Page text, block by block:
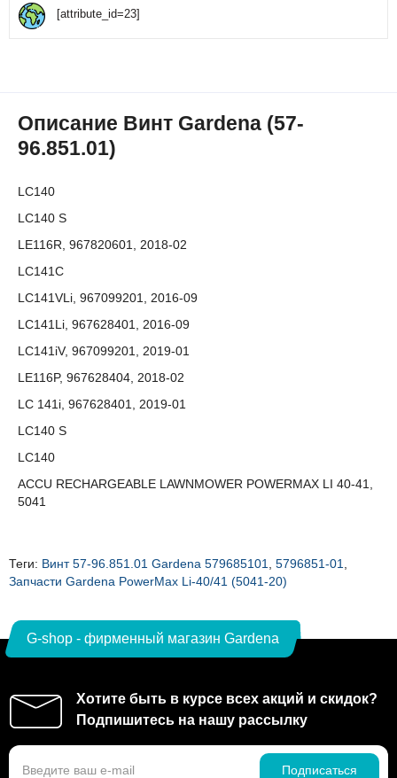
[attribute_id=23]
Описание Винт Gardena (57-
96.851.01)
LC140
LC140 S
LE116R, 967820601, 2018-02
LC141C
LC141VLi, 967099201, 2016-09
LC141Li, 967628401, 2016-09
LC141iV, 967099201, 2019-01
LE116P, 967628404, 2018-02
LC 141i, 967628401, 2019-01
LC140 S
LC140
ACCU RECHARGEABLE LAWNMOWER POWERMAX LI 40-41,
5041
Теги: Винт 57-96.851.01 Gardena 579685101 5796851-01
Запчасти Gardena PowerMax Li-40/41 (5041-20)
G-shop - фирменный магазин Gardena
Хотите быть в курсе всех акций и скидок?
Подпишитесь на нашу рассылку
Подписаться